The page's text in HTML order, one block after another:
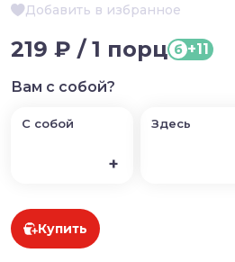
Добавить в избранное
219 ₽ / 1 порц б +11
Вам с собой?
С собой
+
Здесь
Купить